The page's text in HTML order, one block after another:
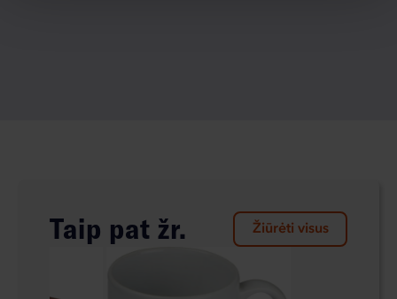
Taip pat žr. Žiūrėti visus